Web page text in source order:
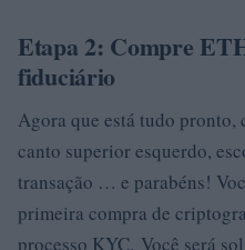
Etapa 2: Compre
fiduciário
Agora que está tudo pronto,
canto superior esquerdo,
transação … e parabéns!
primeira compra de
processo KYC. Você será